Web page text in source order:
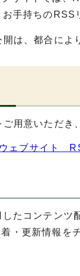
手持ちのRSS
は、都合によ
用意いただき
ェブサイト
たコンテンツ
・更新情報を